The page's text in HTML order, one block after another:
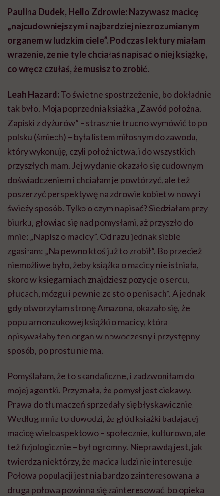
Paulina Dudek, Hello Zdrowie: Nazywasz macicę
„najcudowniejszym i najbardziej niezrozumianym
organem w ludzkim ciele”. Podczas lektury miałam
wrażenie, że nie tyle chciałaś napisać o niej książkę,
co wręcz czułaś, że musisz to zrobić.
Leah Hazard: To świetne spostrzeżenie, bo dokładnie
tak było. Moja poprzednia książka „Zawód położna.
Zapiski z dyżurów” – strasznie trudno wymówić to po
polsku (śmiech) – była listem miłosnym do zawodu,
który wykonuję, czyli położnictwa, i do wszystkich
przyszłych mam. Jej wydanie okazało się cudownym
doświadczeniem i chciałam je powtórzyć, ale też
poszerzyć perspektywę na zdrowie kobiet w nowy i
świeży sposób. Tylko o czym napisać? Siedziałam przy
biurku, głowiąc się nad pomysłami, aż przyszło do
mnie: „Napisz o macicy”. Od razu jednak siebie
zgasiłam: „Na pewno ktoś już to zrobił”. Bo przecież
niemożliwe było, żeby książka o macicy nie istniała,
skoro w księgarniach znajdziesz pozycje o sercu,
płucach, mózgu i pewnie ze sto o penisach*. A jednak
gdy otworzyłam stronę Amazona, okazało się, że
popularnonaukowej książki o macicy, która
opisywałaby ten organ w nowoczesny i przystępny
sposób, po prostu nie ma.
Pomyślałam, że to skandaliczne, i zadzwoniłam do
mojej agentki. Przyznała, że pomysł jest ciekawy.
Prawa do tłumaczeń sprzedały się błyskawicznie.
Według mnie to dowodzi, że głód książki badającej
macicę wieloaspektowo – społecznie, kulturowo, ale
też fizjologicznie – był ogromny. Nieprawdą jest, jak
twierdzą niektórzy, że macica ludzi nie interesuje.
Połowa populacji jest nią bardzo zainteresowana, a
druga połowa powinna się zainteresować, bo opieka